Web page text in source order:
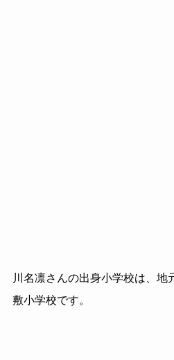
川名凛さんの出身小学校は、地
敷小学校です。